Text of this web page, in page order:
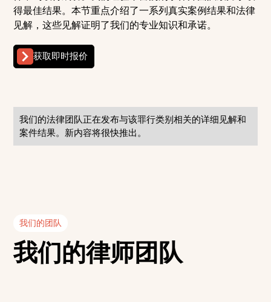
得最佳结果。本节重点介绍了一系列真实案例结果和法律
见解，这些见解证明了我们的专业知识和承诺。
获取即时报价
我们的法律团队正在发布与该罪行类别相关的详细见解和
案件结果。新内容将很快推出。
我们的团队
我们的律师团队